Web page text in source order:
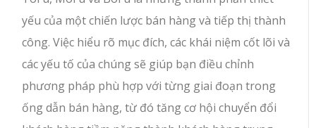
yếu của một chiến lược bán hàng và tiếp thị thành
công. Việc hiểu rõ mục đích, các khái niệm cốt lõi và
các yếu tố của chúng sẽ giúp bạn điều chỉnh
phương pháp phù hợp với từng giai đoạn trong
ống dẫn bán hàng, từ đó tăng cơ hội chuyển đổi